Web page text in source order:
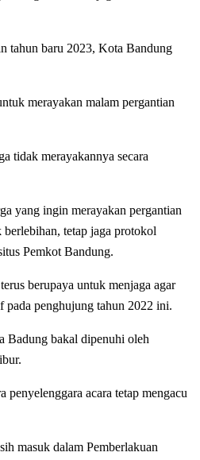
tahun baru 2023, Kota Bandung
merayakan malam pergantian
tidak merayakannya secara
yang ingin merayakan pergantian
tetap jaga protokol
Pemkot Bandung.
berupaya untuk menjaga agar
pada penghujung tahun 2022 ini.
Badung bakal dipenuhi oleh
penyelenggara acara tetap mengacu
masuk dalam Pemberlakuan